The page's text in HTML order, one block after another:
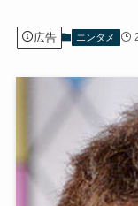
広告 エンタメ